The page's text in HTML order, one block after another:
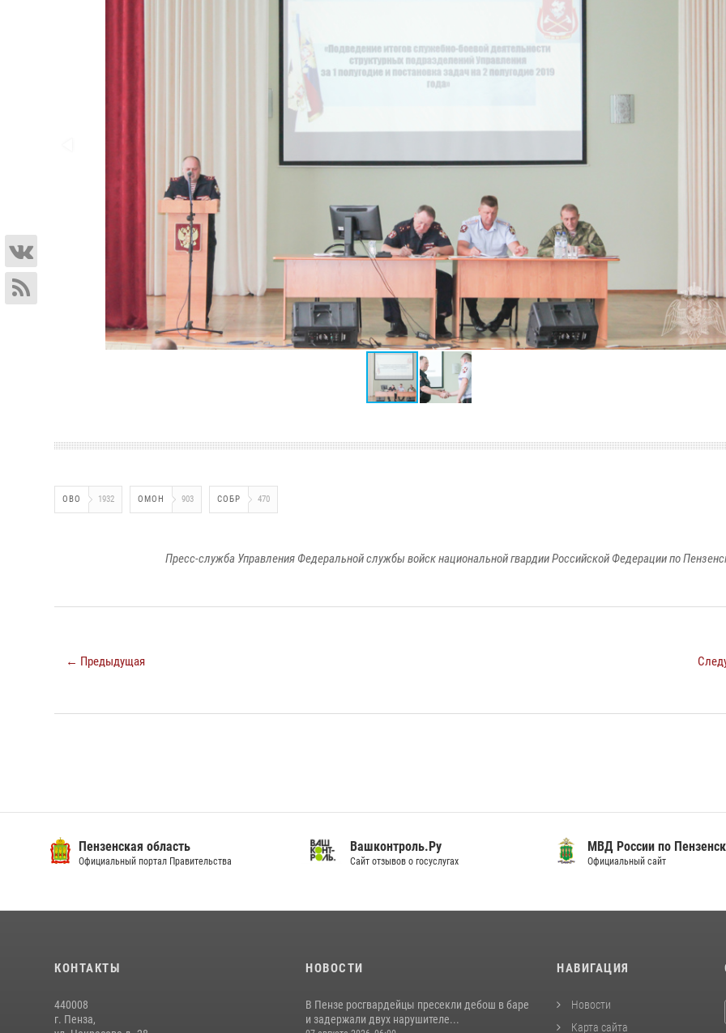
ОВО 1932 ОМОН 903 СОБР 470
Пресс-служба Управления Федеральной службы войск национальной гвардии Российской Федерации по
← Предыдущая
Пензенская область
Официальный портал Правительства
Вашконтроль.Ру
Сайт отзывов о госуслугах
МВД России по
Официальный сайт
КОНТАКТЫ
440008
г. Пенза,
НОВОСТИ
В Пензе росгвардейцы пресекли дебош в баре
и задержали двух нарушителе...
НАВИГАЦИЯ
Новости
Карта сайта